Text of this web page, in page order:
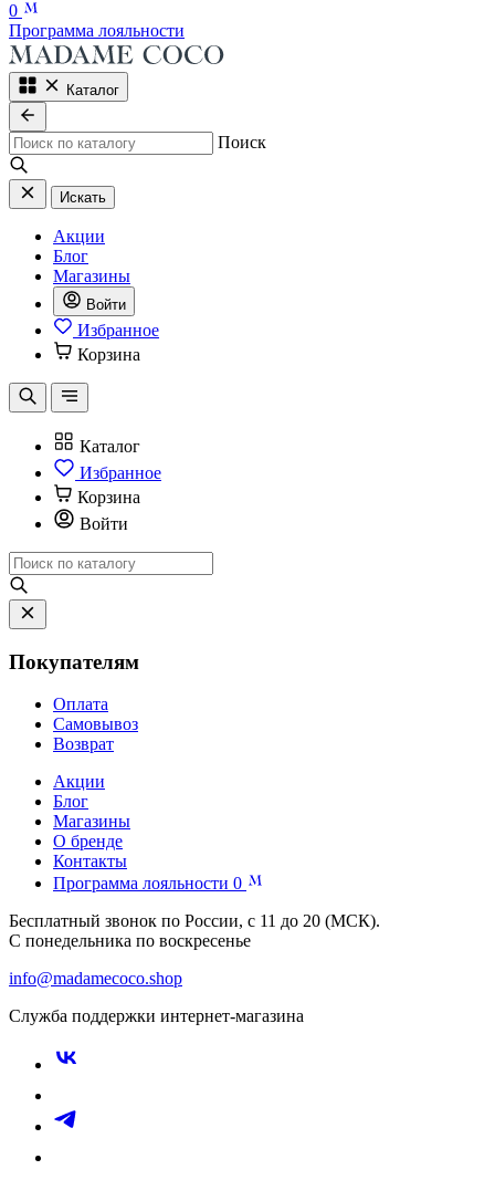
0
Программа лояльности
Каталог
Поиск
Искать
Акции
Блог
Магазины
Войти
Избранное
Корзина
Каталог
Избранное
Корзина
Войти
Покупателям
Оплата
Самовывоз
Возврат
Акции
Блог
Магазины
О бренде
Контакты
Программа лояльности 0
Бесплатный звонок по России, с 11 до 20 (МСК).
С понедельника по воскресенье
info@madamecoco.shop
Служба поддержки интернет-магазина